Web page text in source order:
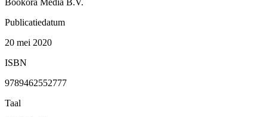
Publicatiedatum
20 mei 2020
ISBN
9789462552777
Taal